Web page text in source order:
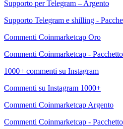
Supporto per Telegram – Argento
Supporto Telegram e shilling -
Commenti Coinmarketcap Oro
Commenti Coinmarketcap -
1000+ commenti su Instagram
Commenti su Instagram 1000+
Commenti Coinmarketcap Argento
Commenti Coinmarketcap -